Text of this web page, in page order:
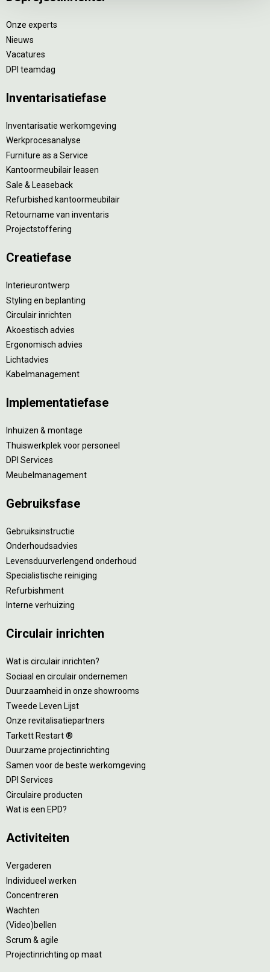
Onze experts
Nieuws
Vacatures
DPI teamdag
Inventarisatiefase
Inventarisatie werkomgeving
Werkprocesanalyse
Furniture as a Service
Kantoormeubilair leasen
Sale & Leaseback
Refurbished kantoormeubilair
Retourname van inventaris
Projectstoffering
Creatiefase
Interieurontwerp
Styling en beplanting
Circulair inrichten
Akoestisch advies
Ergonomisch advies
Lichtadvies
Kabelmanagement
Implementatiefase
Inhuizen & montage
Thuiswerkplek voor personeel
DPI Services
Meubelmanagement
Gebruiksfase
Gebruiksinstructie
Onderhoudsadvies
Levensduurverlengend onderhoud
Specialistische reiniging
Refurbishment
Interne verhuizing
Circulair inrichten
Wat is circulair inrichten?
Sociaal en circulair ondernemen
Duurzaamheid in onze showrooms
Tweede Leven Lijst
Onze revitalisatiepartners
Tarkett Restart ®
Duurzame projectinrichting
Samen voor de beste werkomgeving
DPI Services
Circulaire producten
Wat is een EPD?
Activiteiten
Vergaderen
Individueel werken
Concentreren
Wachten
(Video)bellen
Scrum & agile
Projectinrichting op maat